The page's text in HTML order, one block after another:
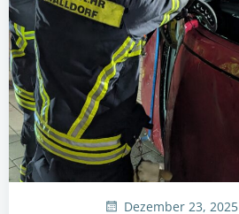
Dezember 23, 2025